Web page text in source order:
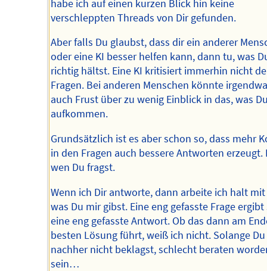
habe ich auf einen kurzen Blick hin keine
verschleppten Threads von Dir gefunden.
Aber falls Du glaubst, dass dir ein anderer
oder eine KI besser helfen kann, dann tu, was
richtig hältst. Eine KI kritisiert immerhin nicht
Fragen. Bei anderen Menschen könnte
auch Frust über zu wenig Einblick in das, was
aufkommen.
Grundsätzlich ist es aber schon so, dass mehr
in den Fragen auch bessere Antworten erzeugt.
wen Du fragst.
Wenn ich Dir antworte, dann arbeite ich halt
was Du mir gibst. Eine eng gefasste Frage ergibt
eine eng gefasste Antwort. Ob das dann am
besten Lösung führt, weiß ich nicht. Solange Du
nachher nicht beklagst, schlecht beraten
sein…